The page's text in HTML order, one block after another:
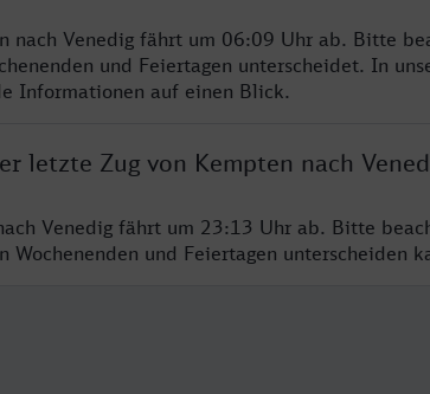
nach Venedig fährt um 06:09 Uhr ab. Bitte
und Feiertagen unterscheidet. In
Informationen auf einen Blick.
letzte Zug von Kempten nach
Venedig fährt um 23:13 Uhr ab. Bitte
Wochenenden und Feiertagen unterscheiden